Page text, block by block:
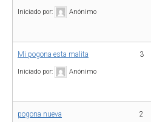
Iniciado por: Anónimo
Mi pogona esta malita
Iniciado por: Anónimo
3
pogona nueva 2